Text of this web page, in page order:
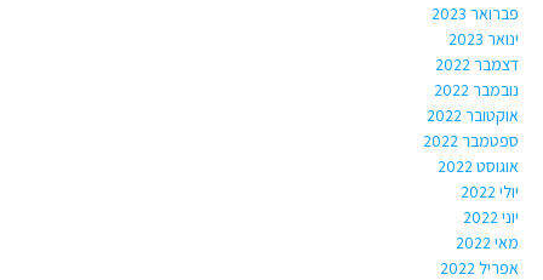
פברואר 2023
ינואר 2023
דצמבר 2022
נובמבר 2022
אוקטובר 2022
ספטמבר 2022
אוגוסט 2022
יולי 2022
יוני 2022
מאי 2022
אפריל 2022